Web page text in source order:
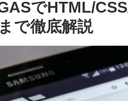
でHTML/
で徹底解説